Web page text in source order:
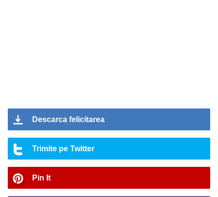
Descarca felicitarea
Trimite pe Twitter
Pin It